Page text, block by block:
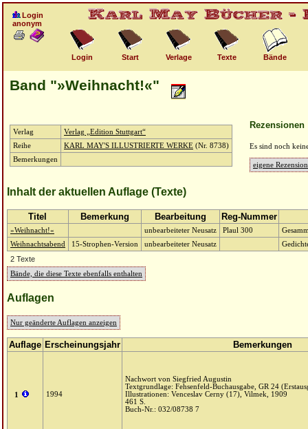
Login
anonym
Login Start Verlage Texte Bände
Band "»Weihnacht!«"
Verlag
Verlag „Edition Stuttgart“
Reihe
KARL MAY'S ILLUSTRIERTE WERKE (Nr. 8738)
Bemerkungen
Rezensionen
Es sind noch
eigene
Inhalt der aktuellen Auflage (Texte)
Titel Bemerkung Bearbeitung Reg-Nummer
»Weihnacht!« unbearbeiteter Neusatz Plaul 300
Weihnachtsabend
15-Strophen-Version unbearbeiteter Neusatz
2 Texte
Bände, die diese Texte ebenfalls enthalten
Auflagen
Nur geänderte Auflagen anzeigen
Auflage Erscheinungsjahr Bemerkungen
1 1994
Nachwort von Siegfried Augustin
Textgrundlage: Fehsenfeld-Buchausgabe, GR 24
Illustrationen: Venceslav Cerny (17), Vilmek, 1909
461 S.
Buch-Nr.: 032/08738 7